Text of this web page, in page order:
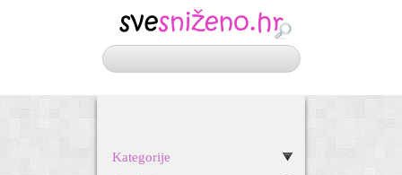
Kategorije